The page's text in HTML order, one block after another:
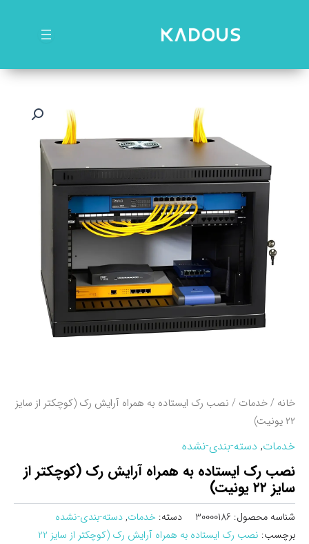
خانه /خدمات / نصب رک ايستاده به همراه آرايش رک (کوچکتر از سايز
۲۲ يونيت)
خدمات, دسته-بندی-نشده
نصب رک ايستاده به همراه آرايش رک (کوچکتر از
سايز ۲۲ يونيت)
شناسه محصول: 30000186 دسته: خدمات,دسته-بندی-نشده
برچسب:
نصب رک ايستاده به همراه آرايش رک (کوچکتر از سايز 22